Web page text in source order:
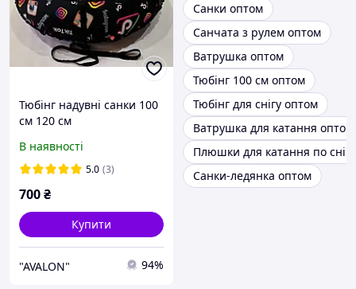
Тюбінг надувні санки 100
см 120 см
В наявності
5.0 (3)
700₴
Купити
"AVALON" 94%
Санки оптом
Санчата з рулем оптом
Ватрушка оптом
Тюбінг 100 см оптом
Тюбінг для снігу оптом
Ватрушка для катання оптом
Плюшки для катання по
Санки-ледянка оптом